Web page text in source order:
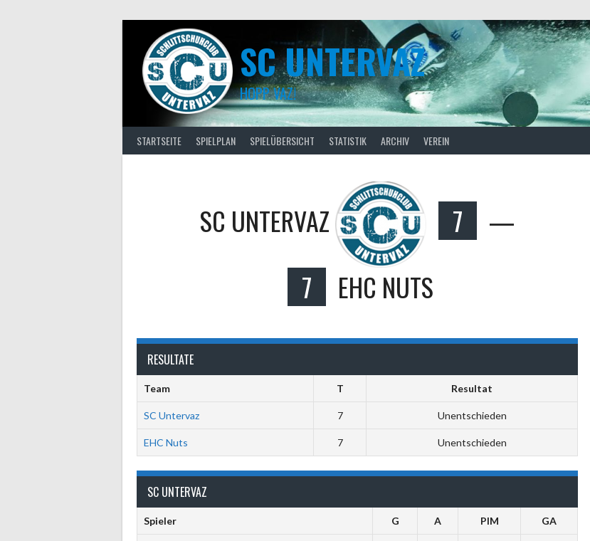
SC UNTERVAZ
HOPP VAZ!
STARTSEITE SPIELPLAN SPIELÜBERSICHT STATISTIK ARCHIV VEREIN
SC UNTERVAZ 7
—
7
EHC NUTS
RESULTATE
Team T Resultat
SC Untervaz 7 Unentschieden
EHC Nuts 7 Unentschieden
SC UNTERVAZ
Spieler G A PIM GA